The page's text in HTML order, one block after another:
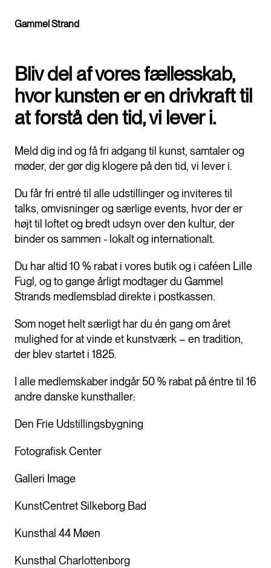
Gammel Strand
Bliv del af vores fællesskab,
hvor kunsten er en drivkraft til
at forstå den tid, vi lever i.
Meld dig ind og få fri adgang til kunst, samtaler og
møder, der gør dig klogere på den tid, vi lever i.
Du får fri entré til alle udstillinger og inviteres til
talks, omvisninger og særlige events, hvor der er
højt til loftet og bredt udsyn over den kultur, der
binder os sammen - lokalt og internationalt.
Du har altid 10 % rabat i vores butik og i caféen Lille
Fugl, og to gange årligt modtager du Gammel
Strands medlemsblad direkte i postkassen.
Som noget helt særligt har du én gang om året
mulighed for at vinde et kunstværk – en tradition,
der blev startet i 1825.
I alle medlemskaber indgår 50 % rabat på éntre til 16
andre danske kunsthaller:
Den Frie Udstillingsbygning
Fotografisk Center
Galleri Image
KunstCentret Silkeborg Bad
Kunsthal 44 Møen
Kunsthal Charlottenborg